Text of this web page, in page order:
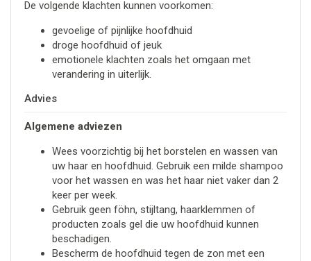
De volgende klachten kunnen voorkomen:
gevoelige of pijnlijke hoofdhuid
droge hoofdhuid of jeuk
emotionele klachten zoals het omgaan met
verandering in uiterlijk.
Advies
Algemene adviezen
Wees voorzichtig bij het borstelen en wassen van
uw haar en hoofdhuid. Gebruik een milde shampoo
voor het wassen en was het haar niet vaker dan 2
keer per week.
Gebruik geen föhn, stijltang, haarklemmen of
producten zoals gel die uw hoofdhuid kunnen
beschadigen.
Bescherm de hoofdhuid tegen de zon met een